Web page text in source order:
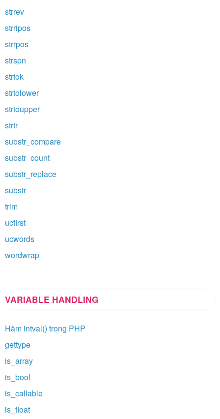
strrev
strripos
strrpos
strspn
strtok
strtolower
strtoupper
strtr
substr_compare
substr_count
substr_replace
substr
trim
ucfirst
ucwords
wordwrap
VARIABLE HANDLING
Hàm intval() trong PHP
gettype
is_array
is_bool
is_callable
is_float